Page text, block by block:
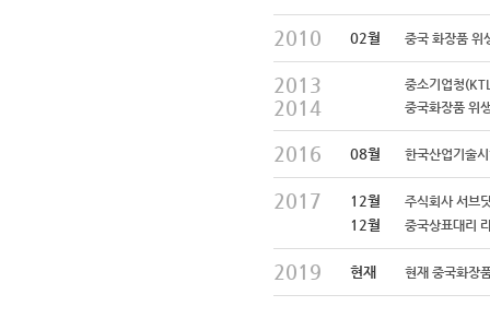
2010 02월 중국 화장품 위
2013
2014
중소기업청
중국화장품 위
2016 08월 한국산업기술
2017 12월 주식회사 서브
12월 중국상표대리
2019 현재 현재 중국화장